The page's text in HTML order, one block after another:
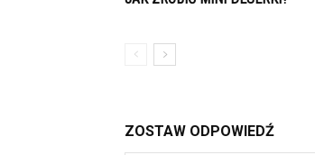
ZOSTAW ODPOWIEDŹ